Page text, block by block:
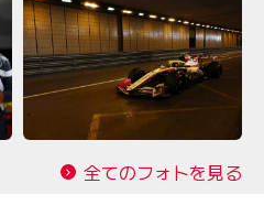
全てのフォトを見る